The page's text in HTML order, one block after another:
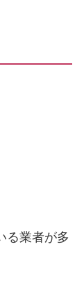
る業者が多